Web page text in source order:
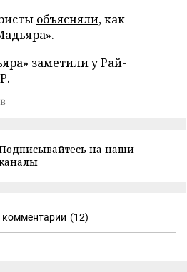
объясняли, как
заметилиу Рай-
на наши
комментарии (12)